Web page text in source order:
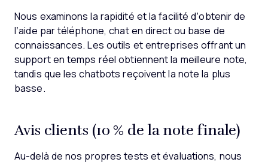
Nous examinons la rapidité et la facilité d’obtenir de
l’aide par téléphone, chat en direct ou base de
connaissances. Les outils et entreprises offrant un
support en temps réel obtiennent la meilleure note,
tandis que les chatbots reçoivent la note la plus
basse.
Avis clients (10 % de la note finale)
Au-delà de nos propres tests et évaluations, nous